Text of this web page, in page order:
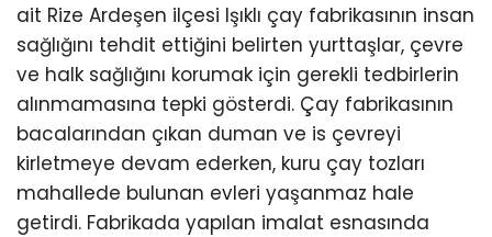
ait Rize Ardeşen ilçesi Işıklı çay fabrikasının insan
sağlığını tehdit ettiğini belirten yurttaşlar, çevre
ve halk sağlığını korumak için gerekli tedbirlerin
alınmamasına tepki gösterdi. Çay fabrikasının
bacalarından çıkan duman ve is çevreyi
kirletmeye devam ederken, kuru çay tozları
mahallede bulunan evleri yaşanmaz hale
getirdi. Fabrikada yapılan imalat esnasında